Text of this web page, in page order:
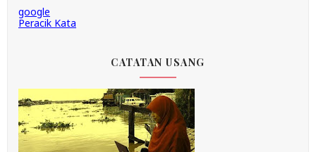
google
Peracik Kata
CATATAN USANG